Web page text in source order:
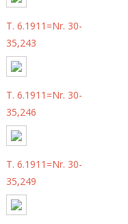
T. 6.1911=Nr. 30-
35,243
T. 6.1911=Nr. 30-
35,246
T. 6.1911=Nr. 30-
35,249